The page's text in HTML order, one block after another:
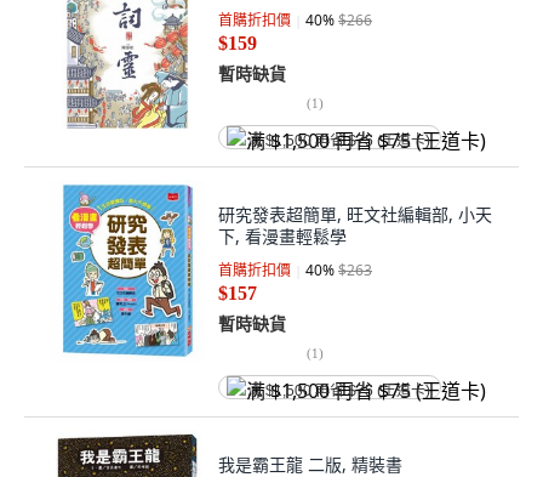
首購折扣價 40%$266
$159
暫時缺貨
(1)
满 $1,500 再省 $75 (王道卡)
研究發表超簡單, 旺文社編輯部, 小天
下, 看漫畫輕鬆學
首購折扣價 40%$263
$157
暫時缺貨
(1)
满 $1,500 再省 $75 (王道卡)
我是霸王龍 二版, 精裝書